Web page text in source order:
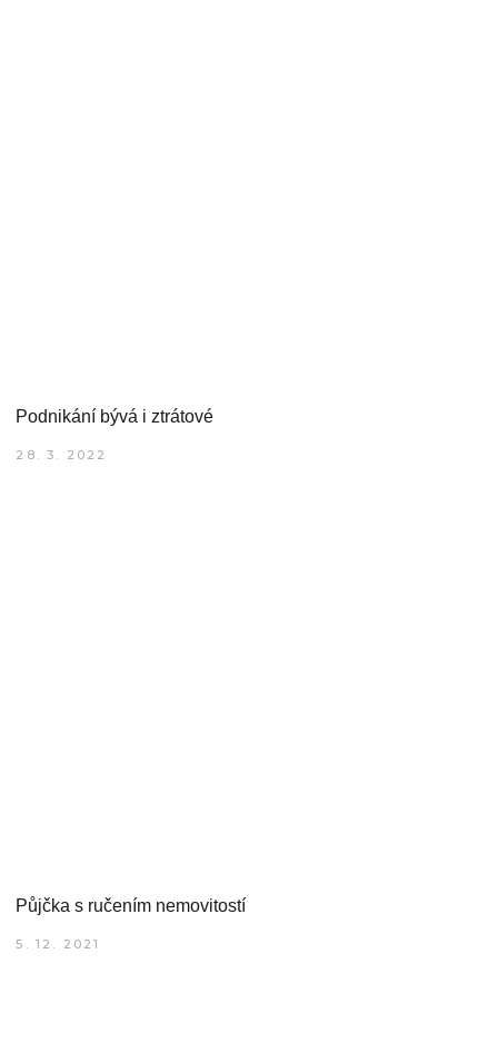
Podnikání bývá i ztrátové
28. 3. 2022
Půjčka s ručením nemovitostí
5. 12. 2021